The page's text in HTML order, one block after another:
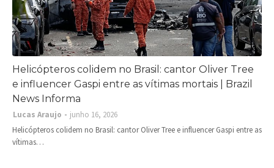
Helicópteros colidem no Brasil: cantor Oliver Tree
e influencer Gaspi entre as vítimas mortais | Brazil
News Informa
Lucas Araujo
junho 16, 2026
Helicópteros colidem no Brasil: cantor Oliver Tree e influencer Gaspi entre as
vítimas…